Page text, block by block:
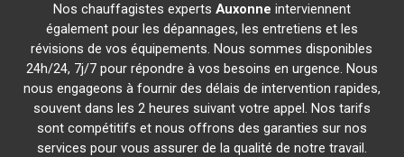
Nos chauffagistes experts Auxonne interviennent
également pour les dépannages, les entretiens et les
révisions de vos équipements. Nous sommes disponibles
24h/24, 7j/7 pour répondre à vos besoins en urgence. Nous
nous engageons à fournir des délais de intervention rapides,
souvent dans les 2 heures suivant votre appel. Nos tarifs
sont compétitifs et nous offrons des garanties sur nos
services pour vous assurer de la qualité de notre travail.